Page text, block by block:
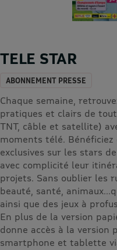
TELE STAR
ABONNEMENT PRESSE
Chaque semaine,
pratiques et clairs de
TNT, câble et satellite)
moments télé.
exclusives sur les stars
avec complicité leur
projets. Sans oublier les
beauté, santé,
ainsi que des jeux à
En plus de la version
donne accès à la
smartphone et tablette